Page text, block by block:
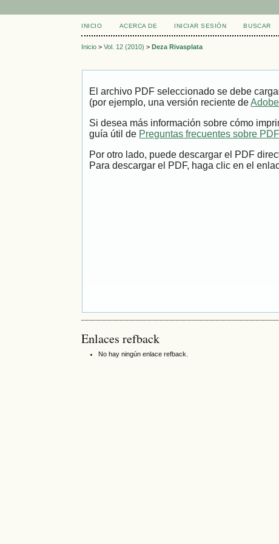
INICIO ACERCA DE INICIAR SESIÓN BUSCAR
Inicio >Vol. 12 (2010) >Deza Rivasplata
El archivo PDF seleccionado se debe
(por ejemplo, una versión reciente de
Si desea más información sobre cómo
guía útil de Preguntas frecuentes sobre
Por otro lado, puede descargar el PDF
Para descargar el PDF, haga clic en el
Enlaces refback
No hay ningún enlace refback.